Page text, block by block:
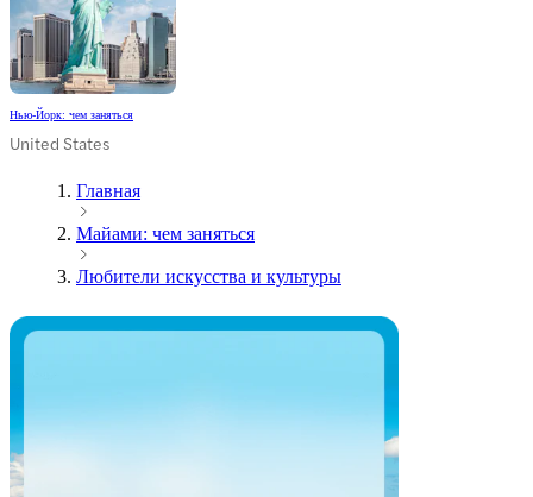
Нью-Йорк: чем заняться
United States
Главная
Майами: чем заняться
Любители искусства и культуры